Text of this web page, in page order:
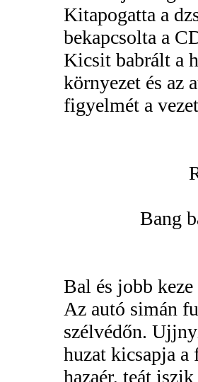
Kitapogatta a
bekapcsolta a
Kicsit babrált a
környezet és az
figyelmét a
Bang
Bal és jobb
Az autó simán
szélvédőn.
huzat kicsapja a
hazaér, teát